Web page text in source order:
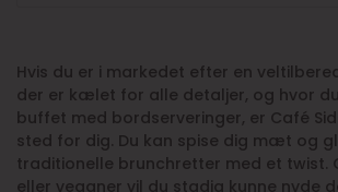
Hvis du er i markedet efter en
der er kælet for alle detaljer, og hvor
buffet med bordserveringer, er Café
sted for dig. Du kan spise dig mæt og
traditionelle brunchretter med et twist.
eller veganer vil du stadig kunne nyde